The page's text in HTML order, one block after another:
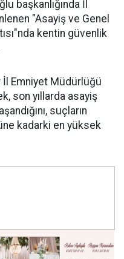
başkanlığında İl
"Asayiş ve Genel
kentin güvenlik
İl Emniyet Müdürlüğü
son yıllarda asayiş
suçların
kadarki en yüksek